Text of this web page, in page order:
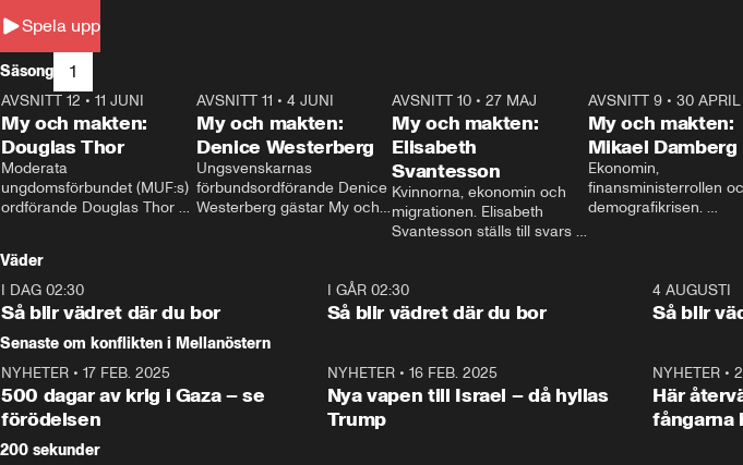
Spela upp
Säsong 1
26:27
AVSNITT 12 • 11 JUNI
My och makten:
Douglas Thor
Moderata
ungdomsförbundet (MUF:s)
ordförande Douglas Thor
tonårsutvisningarna och hur
Moderaterna ska locka
väljare till valet i höst.
23:40
AVSNITT 11 •4 JUNI
My och makten:
Denice Westerberg
Ungsvenskarnas
förbundsordförande Denice
Westerberg gästar My och
AVSNITT 10 •27 MAJ
My och makten:
Elisabeth
Svantesson
Kvinnorna, ekonomin och
migrationen. Elisabeth
Svantesson ställs till svars
AVSNITT 9• 30 APRIL
My och makten:
Mikael Damberg
Ekonomin,
finansministerrollen
demografikrisen.
och Makten.
Väder
I DAG 02:30
Så blir vädret där du bor
1:06
I GÅR 02:30
Så blir vädret där du bor
4 AUGUSTI
Så blir
Senaste om konflikten i Mellanöstern
NYHETER • 17 FEB. 2025
500 dagar av krig i Gaza – se
förödelsen
NYHETER• 16 FEB. 2025
Nya vapen till Israel – då hyllas
Trump
NYHETER •
Här
fångarna
200 sekunder